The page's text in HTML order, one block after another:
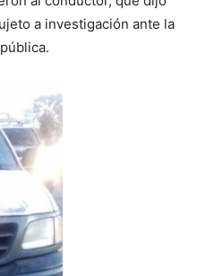
a investigación ante la